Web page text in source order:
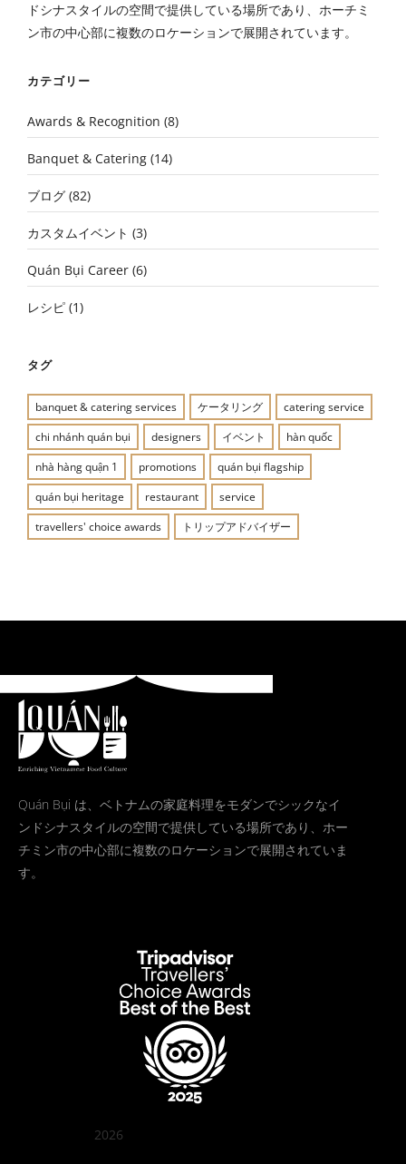
ドシナスタイルの空間で提供している場所であり、ホーチミ
ン市の中心部に複数のロケーションで展開されています。
カテゴリー
Awards & Recognition (8)
Banquet & Catering (14)
ブログ (82)
カスタムイベント (3)
Quán Bụi Career (6)
レシピ (1)
タグ
banquet & catering services ケータリング
catering service
chi nhánh quán bụi
designers イベント
hàn quốc
nhà hàng quận 1
promotions
quán bụi flagship
quán bụi heritage
restaurant
service
travellers' choice awards
トリップアドバイザー
Quán Bụi は、ベトナムの家庭料理をモダンでシックなイ
ンドシナスタイルの空間で提供している場所であり、ホー
チミン市の中心部に複数のロケーションで展開されていま
す。
2026